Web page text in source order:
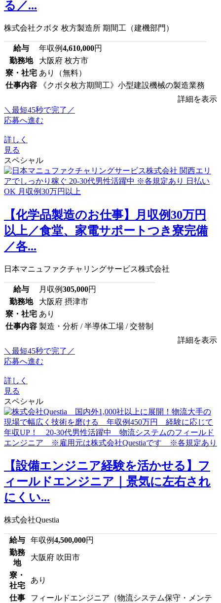
る／...
株式会社クボタ 枚方製造所 期間工（建機部門）
給与 年収例4,610,000円
勤務地
大阪府 枚方市
寮・社宅 あり（無料）
仕事内容
《クボタ枚方期間工》小型建設機械の製造業務
詳細を表示
＼最短45秒で完了／
応募へ進む
詳しく
見る
スペシャル
【化学品製造のお仕事】月収例30万円
以上／食堂、家電サポートつき寮完備
／各...
日本マニュファクチャリングサービス株式会社
給与 月収例305,000円
勤務地
大阪府 摂津市
寮・社宅 あり
仕事内容 製造・分析 / 半導体工場 / 交替制
詳細を表示
＼最短45秒で完了／
応募へ進む
詳しく
見る
スペシャル
【設備エンジニア経験を活かせる】フ
ィールドエンジニア｜景気に左右され
にくい...
株式会社Questia
給与 年収例4,500,000円
勤務
地
大阪府 吹田市
寮・
社宅
あり
仕事
フィールドエンジニア（物流システム保守・メンテ